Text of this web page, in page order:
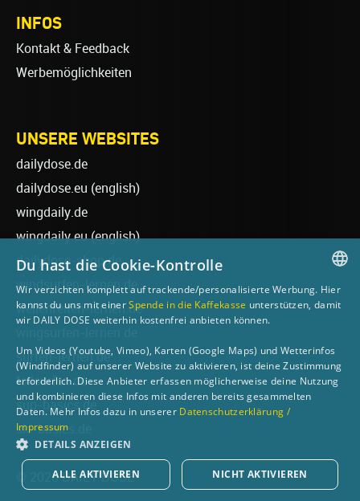
INFOS
Kontakt & Feedback
Werbemöglichkeiten
UNSERE WEBSITES
dailydose.de
dailydose.eu (english)
wingdaily.de
wingdaily.eu(english)
dailydose-shop.de
windsurfen-lernen.de
wellenreiten-lernen.de
surfen-lernen.de
foilsurfen.de
sup-basics.de
ski-basics.de
© 2026 DAILY DOSE
GERMAN
Du hast die Cookie-Kontrolle
Wir verzichten komplett auf trackende/personalisierte Werbung. Hier
kannst du uns mit einerSpende in die Kaffekasse unterstützen, damit
wir DAILY DOSE weiterhin kostenfrei anbieten können.
Um Videos (Youtube, Vimeo), Karten (Google Maps) und Wetterinfos
(Windfinder) auf unserer Website zu aktivieren, ist deine Zustimmung
erforderlich. Diese Anbieter erfassen möglicherweise deine Nutzung
und kombinieren diese Infos mit anderen bereits gesammelten
Daten. Mehr Infos dazu in unserer Datenschutzerklärung /
Impressum
DETAILS ANZEIGEN
ALLE AKTIVIEREN NICHT AKTIVIEREN